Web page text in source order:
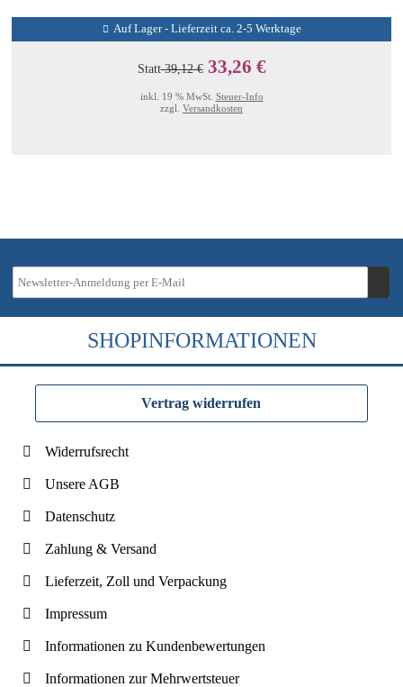
Auf Lager - Lieferzeit ca. 2-5 Werktage
Statt39,12 € 33,26 €
inkl. 19 % MwSt. Steuer-Info
zzgl. Versandkosten
SHOPINFORMATIONEN
Vertrag widerrufen
Widerrufsrecht
Unsere AGB
Datenschutz
Zahlung & Versand
Lieferzeit, Zoll und Verpackung
Impressum
Informationen zu Kundenbewertungen
Informationen zur Mehrwertsteuer